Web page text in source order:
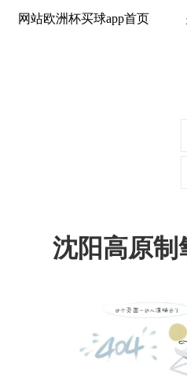
网站欧洲杯买球app首页
沈阳高原制